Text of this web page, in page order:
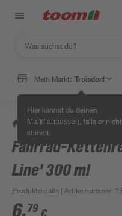
Mein Markt: Troisdorf
Hier kannst du deinen
Markt anpassen , falls er nicht
stimmt.
/ Garten & Freizeit /
Fahrrad-
Line' 300 ml
Produktdetails | Artikelnummer:
6,79